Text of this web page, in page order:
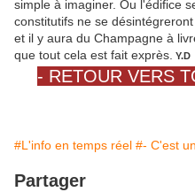
simple à imaginer. Ou l'édifice
constitutifs ne se
et il y aura du Champagne à
que tout cela est fait exprès. Y.D
- RETOUR VERS
#L'info en temps réel #- C'est
Partager